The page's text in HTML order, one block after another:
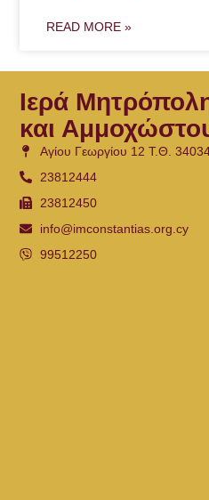
READ MORE »
Ιερά
και
Αγίου Γεωργίου 12 Τ.Θ.
23812444
23812450
info@imconstantias.org.cy
99512250